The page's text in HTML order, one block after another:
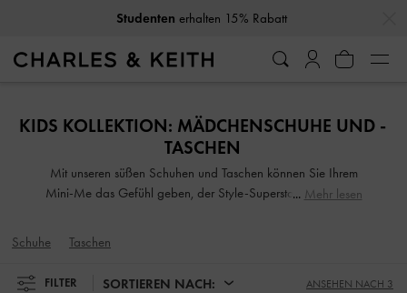
Studenten erhalten 15% Rabatt
Studentenerhalten 15% Rabatt
KIDS KOLLEKTION: MÄDCHENSCHUHE UND -
TASCHEN
Mit unseren süßen Schuhen und Taschen können Sie Ihrem
Mini-Me das Gefühl geben, der Style-Superstar zu sein, der
Top-Sneakers bis hin zu bezaubernden Rucksäcken und
praktischen Crossbodys – mit unseren Designs wird Ihre
Mehr lesen
Schuhe Taschen
FILTER SORTIEREN NACH: ANSEHEN NACH 3